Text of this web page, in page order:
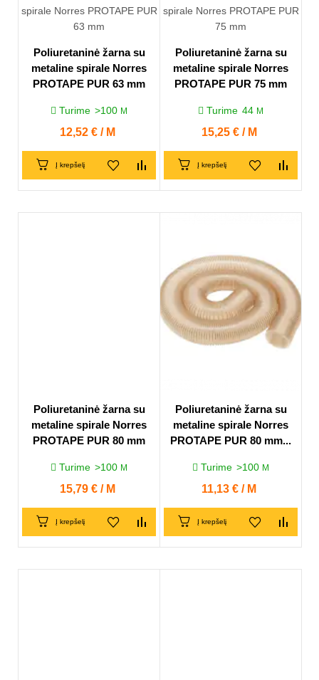
Poliuretaninė žarna su
metaline spirale Norres
PROTAPE PUR 63 mm
Turime >100 M
Kaina
12,52 € / M
Į krepšelį
Poliuretaninė žarna su
metaline spirale Norres
PROTAPE PUR 75 mm
Turime 44 M
Kaina
15,25 € / M
Į krepšelį
Poliuretaninė žarna su
metaline spirale Norres
PROTAPE PUR 80 mm
Turime >100 M
Kaina
15,79 € / M
Į krepšelį
Poliuretaninė žarna su
metaline spirale Norres
PROTAPE PUR 80 mm...
Turime >100 M
Kaina
11,13 € / M
Į krepšelį